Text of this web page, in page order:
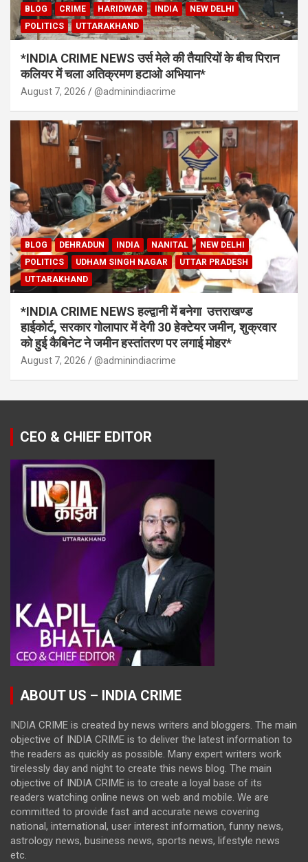
BLOG CRIME HARIDWAR INDIA
NEW DELHI
POLITICS
UTTARAKHAND
*INDIA CRIME NEWS उर्स मेले की तैयारियों के बीच पिरान
कलियर में चला अतिक्रमण हटाओ अभियान*
August 7, 2026 @adminindiacrime
BLOG DEHRADUN INDIA NANITAL
NEW DELHI
POLITICS
UDHAM SINGH NAGAR
UTTAR PRADESH
UTTARAKHAND
*INDIA CRIME NEWS हल्द्वानी में बनेगा उत्तराखण्ड
हाईकोर्ट, सरकार गोलापार में देगी 30 हेक्टेयर जमीन, शुक्रवार
को हुई कैबिनेट ने जमीन हस्तांतरण पर लगाई मोहर*
August 7, 2026 @adminindiacrime
CEO & CHIEF EDITOR
ABOUT US – INDIA CRIME
INDIA CRIME is created by news writers and bloggers. The main
objective of INDIA CRIME is to deliver the latest information to
the readers as quickly as possible. Many expert writers work
tirelessly day and night to create this news blog. The main
objective of INDIA CRIME is to create a loyal base of its
readers watching online news on web and mobile. We are
committed to provide fast and accurate news covering
national, international, user interest information, funny news,
astrology news, business news, sports news, lifestyle news
etc.